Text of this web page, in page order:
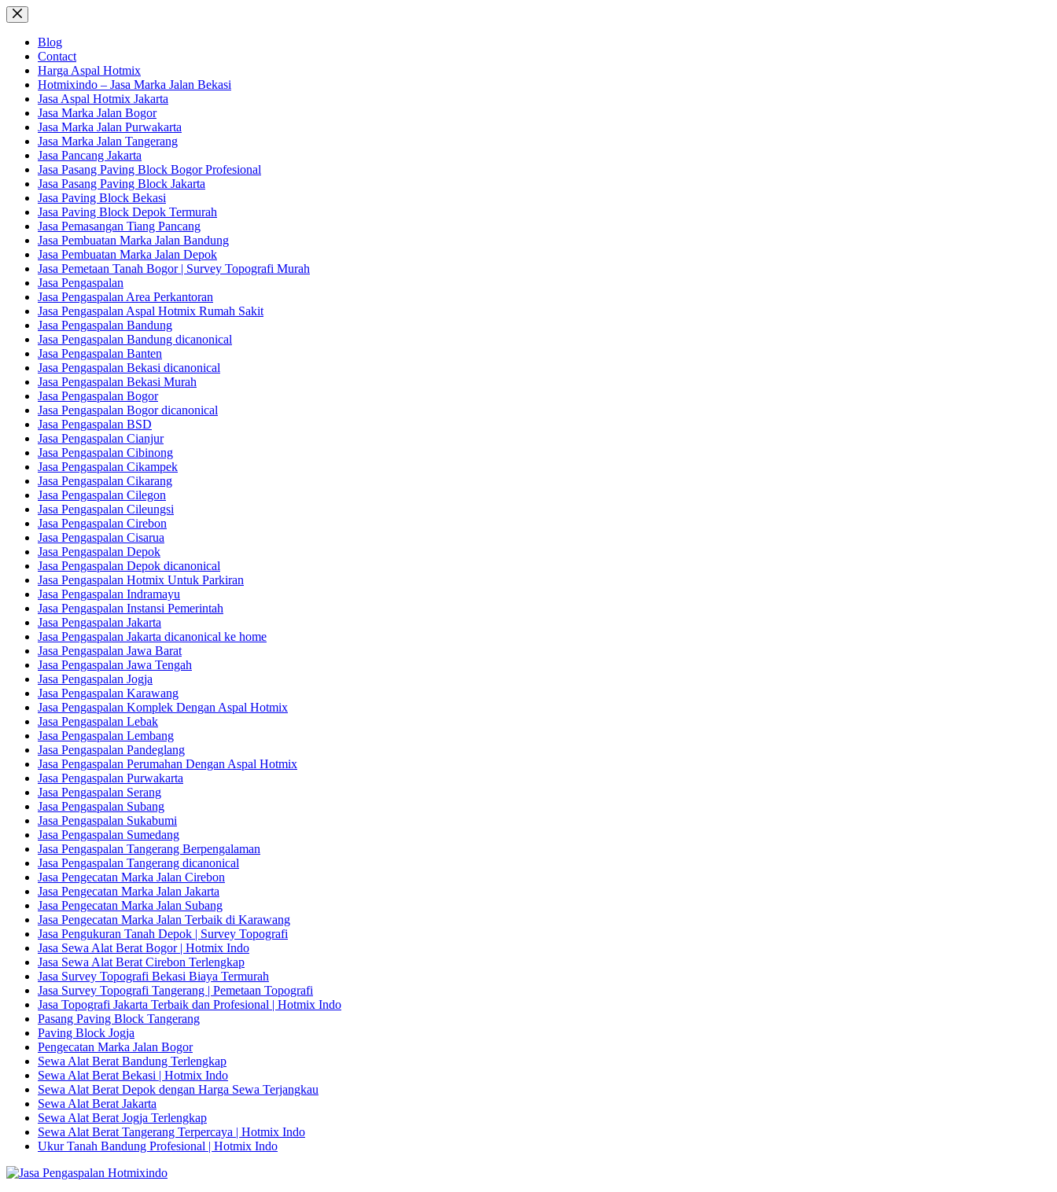
Skip
to
contentBlog
Contact
Harga Aspal Hotmix
Hotmixindo – Jasa Marka Jalan Bekasi
Jasa Aspal Hotmix Jakarta
Jasa Marka Jalan Bogor
Jasa Marka Jalan Purwakarta
Jasa Marka Jalan Tangerang
Jasa Pancang Jakarta
Jasa Pasang Paving Block Bogor Profesional
Jasa Pasang Paving Block Jakarta
Jasa Paving Block Bekasi
Jasa Paving Block Depok Termurah
Jasa Pemasangan Tiang Pancang
Jasa Pembuatan Marka Jalan Bandung
Jasa Pembuatan Marka Jalan Depok
Jasa Pemetaan Tanah Bogor | Survey Topografi Murah
Jasa Pengaspalan
Jasa Pengaspalan Area Perkantoran
Jasa Pengaspalan Aspal Hotmix Rumah Sakit
Jasa Pengaspalan Bandung
Jasa Pengaspalan Bandung dicanonical
Jasa Pengaspalan Banten
Jasa Pengaspalan Bekasi dicanonical
Jasa Pengaspalan Bekasi Murah
Jasa Pengaspalan Bogor
Jasa Pengaspalan Bogor dicanonical
Jasa Pengaspalan BSD
Jasa Pengaspalan Cianjur
Jasa Pengaspalan Cibinong
Jasa Pengaspalan Cikampek
Jasa Pengaspalan Cikarang
Jasa Pengaspalan Cilegon
Jasa Pengaspalan Cileungsi
Jasa Pengaspalan Cirebon
Jasa Pengaspalan Cisarua
Jasa Pengaspalan Depok
Jasa Pengaspalan Depok dicanonical
Jasa Pengaspalan Hotmix Untuk Parkiran
Jasa Pengaspalan Indramayu
Jasa Pengaspalan Instansi Pemerintah
Jasa Pengaspalan Jakarta
Jasa Pengaspalan Jakarta dicanonical ke home
Jasa Pengaspalan Jawa Barat
Jasa Pengaspalan Jawa Tengah
Jasa Pengaspalan Jogja
Jasa Pengaspalan Karawang
Jasa Pengaspalan Komplek Dengan Aspal Hotmix
Jasa Pengaspalan Lebak
Jasa Pengaspalan Lembang
Jasa Pengaspalan Pandeglang
Jasa Pengaspalan Perumahan Dengan Aspal Hotmix
Jasa Pengaspalan Purwakarta
Jasa Pengaspalan Serang
Jasa Pengaspalan Subang
Jasa Pengaspalan Sukabumi
Jasa Pengaspalan Sumedang
Jasa Pengaspalan Tangerang Berpengalaman
Jasa Pengaspalan Tangerang dicanonical
Jasa Pengecatan Marka Jalan Cirebon
Jasa Pengecatan Marka Jalan Jakarta
Jasa Pengecatan Marka Jalan Subang
Jasa Pengecatan Marka Jalan Terbaik di Karawang
Jasa Pengukuran Tanah Depok | Survey Topografi
Jasa Sewa Alat Berat Bogor | Hotmix Indo
Jasa Sewa Alat Berat Cirebon Terlengkap
Jasa Survey Topografi Bekasi Biaya Termurah
Jasa Survey Topografi Tangerang | Pemetaan Topografi
Jasa Topografi Jakarta Terbaik dan Profesional | Hotmix Indo
Pasang Paving Block Tangerang
Paving Block Jogja
Pengecatan Marka Jalan Bogor
Sewa Alat Berat Bandung Terlengkap
Sewa Alat Berat Bekasi | Hotmix Indo
Sewa Alat Berat Depok dengan Harga Sewa Terjangkau
Sewa Alat Berat Jakarta
Sewa Alat Berat Jogja Terlengkap
Sewa Alat Berat Tangerang Terpercaya | Hotmix Indo
Ukur Tanah Bandung Profesional | Hotmix Indo